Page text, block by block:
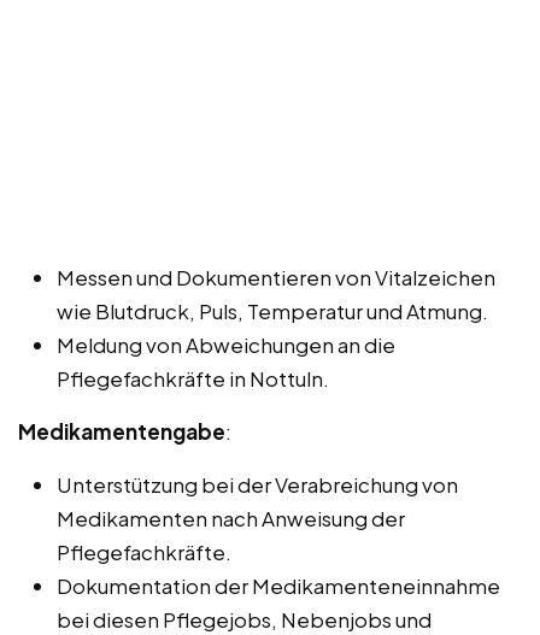
Messen und Dokumentieren von Vitalzeichen
wie Blutdruck, Puls, Temperatur und Atmung.
Meldung von Abweichungen an die
Pflegefachkräfte in Nottuln.
Medikamentengabe:
Unterstützung bei der Verabreichung von
Medikamenten nach Anweisung der
Pflegefachkräfte.
Dokumentation der Medikamenteneinnahme
bei diesen Pflegejobs, Nebenjobs und